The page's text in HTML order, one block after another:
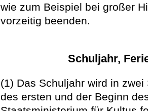
wie zum Beispiel bei großer
vorzeitig beenden.
Schuljahr,
(1) Das Schuljahr wird in
des ersten und der Beginn